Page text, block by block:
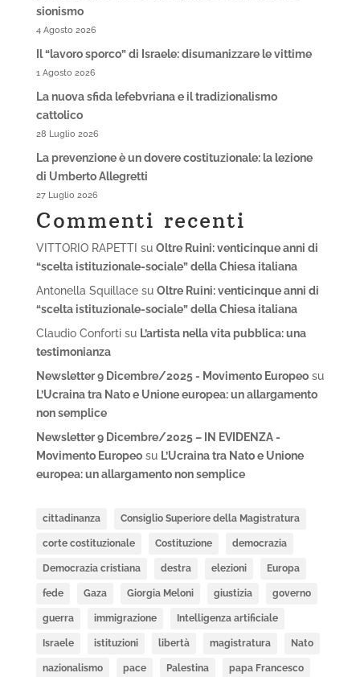
sionismo
4 Agosto 2026
Il “lavoro sporco” di Israele: disumanizzare le vittime
1 Agosto 2026
La nuova sfida lefebvriana e il tradizionalismo
cattolico
28 Luglio 2026
La prevenzione è un dovere costituzionale: la lezione
di Umberto Allegretti
27 Luglio 2026
Commenti recenti
VITTORIO RAPETTI su Oltre Ruini: venticinque anni di
“scelta istituzionale-sociale” della Chiesa italiana
Antonella Squillacesu Oltre Ruini: venticinque anni di
“scelta istituzionale-sociale” della Chiesa italiana
Claudio Confortisu L’artista nella vita pubblica: una
testimonianza
Newsletter 9 Dicembre/2025 - Movimento Europeosu
L’Ucraina tra Nato e Unione europea: un allargamento
non semplice
Newsletter 9 Dicembre/2025 – IN EVIDENZA -
Movimento Europeosu L’Ucraina tra Nato e Unione
europea: un allargamento non semplice
cittadinanza Consiglio Superiore della Magistratura
corte costituzionale Costituzione democrazia
Democrazia cristiana destra elezioni Europa
fede Gaza Giorgia Meloni giustizia governo
guerra immigrazione Intelligenza artificiale
Israele istituzioni libertà magistratura Nato
nazionalismo pace Palestina papa Francesco